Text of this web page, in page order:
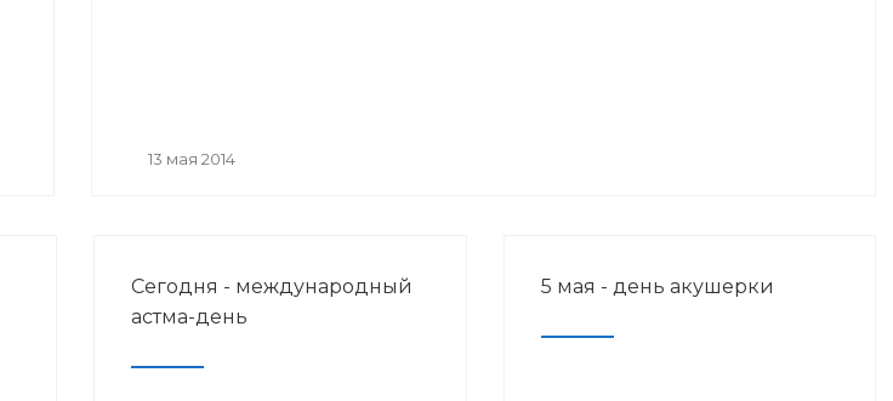
13 мая 2014
Сегодня - международный
астма-день
5 мая - день акушерки